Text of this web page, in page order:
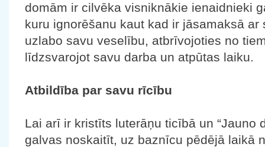
domām ir cilvēka visniknākie ienaidnieki
kuru ignorēšanu kaut kad ir jāsamaksā
uzlabo savu veselību, atbrīvojoties no
līdzsvarojot savu darba un atpūtas laiku.
Atbildība par savu rīcību
Lai arī ir kristīts luterāņu ticībā un “Jauno
galvas noskaitīt, uz baznīcu pēdējā laikā